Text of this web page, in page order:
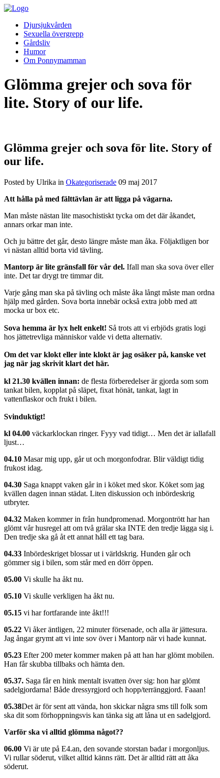
Djursjukvården
Sexuella övergrepp
Gårdsliv
Humor
Om Ponnymamman
Glömma grejer och sova för
lite. Story of our life.
Glömma grejer och sova för lite. Story of
our life.
Posted by Ulrika in Okategoriserade 09 maj 2017
Att hålla på med fälttävlan är att ligga på vägarna.
Man måste nästan lite masochistiskt tycka om det där åkandet,
annars orkar man inte.
Och ju bättre det går, desto längre måste man åka. Följaktligen bor
vi nästan alltid borta vid tävling.
Mantorp är lite gränsfall för vår del. Ifall man ska sova över eller
inte. Det tar drygt tre timmar dit.
Varje gång man ska på tävling och måste åka långt måste man ordna
hjälp med gården. Sova borta innebär också extra jobb med att
mocka ur box etc.
Sova hemma är lyx helt enkelt! Så trots att vi erbjöds gratis logi
hos jättetrevliga människor valde vi detta alternativ.
Om det var klokt eller inte klokt är jag osäker på, kanske vet
jag när jag skrivit klart det här.
kl 21.30 kvällen innan: de flesta förberedelser är gjorda som som
tankat bilen, kopplat på släpet, fixat hönät, tankat, lagt in
vattenflaskor och frukt i bilen.
Svinduktigt!
kl 04.00 väckarklockan ringer. Fyyy vad tidigt… Men det är iallafall
ljust…
04.10 Masar mig upp, går ut och morgonfodrar. Blir väldigt tidig
frukost idag.
04.30 Saga knappt vaken går in i köket med skor. Köket som jag
kvällen dagen innan städat. Liten diskussion och inbördeskrig
utbryter.
04.32 Maken kommer in från hundpromenad. Morgontrött har han
glömt vår husregel att om två grälar ska INTE den tredje lägga sig i.
Den tredje ska gå åt ett annat håll ett tag bara.
04.33 Inbördeskriget blossar ut i världskrig. Hunden går och
gömmer sig i bilen, som står med en dörr öppen.
05.00 Vi skulle ha åkt nu.
05.10 Vi skulle verkligen ha åkt nu.
05.15 vi har fortfarande inte åkt!!!
05.22 Vi åker äntligen, 22 minuter försenade, och alla är jättesura.
Jag ångar grymt att vi inte sov över i Mantorp när vi hade kunnat.
05.23 Efter 200 meter kommer maken på att han har glömt mobilen.
Han får skubba tillbaks och hämta den.
05.37. Saga får en hink mentalt isvatten över sig: hon har glömt
sadelgjordarna! Både dressyrgjord och hopp/terränggjord. Faaan!
05.38Det är för sent att vända, hon skickar några sms till folk som
ska dit som förhoppningsvis kan tänka sig att låna ut en sadelgjord.
Varför ska vi alltid glömma något??
06.00 Vi är ute på E4.an, den sovande storstan badar i morgonljus.
Vi rullar söderut, vilket alltid känns rätt. Det är alltid rätt att åka
söderut.